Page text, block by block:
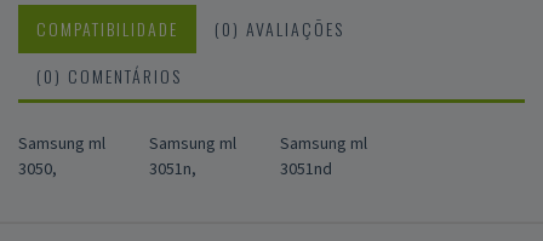
COMPATIBILIDADE
(0) AVALIAÇÕES
(0) COMENTÁRIOS
Samsung ml
3050,
Samsung ml
3051n,
Samsung ml
3051nd